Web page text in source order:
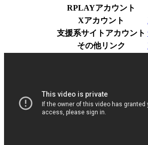
RPLAYアカウント
Xアカウント
支援系サイトアカウント
その他リンク